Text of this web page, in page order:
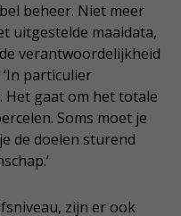
beheer. Niet meer
uitgestelde maaidata,
verantwoordelijkheid
particulier
Het gaat om het totale
Soms moet je
de doelen sturend
zijn er ook